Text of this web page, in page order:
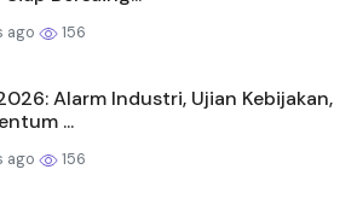
ago 156
Alarm Industri, Ujian Kebijakan,
...
ago 156